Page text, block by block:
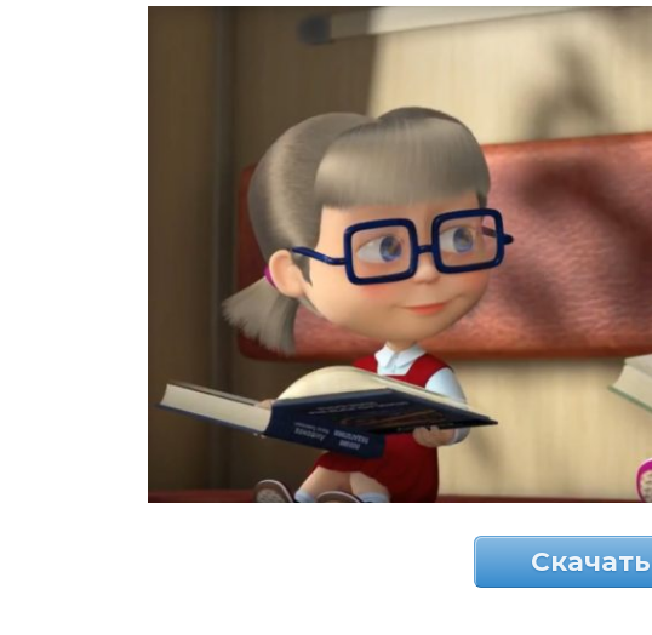
Скачать